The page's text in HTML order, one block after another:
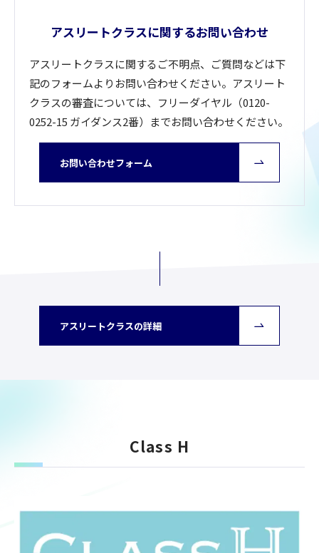
アスリートクラスに関するお問い合わせ
アスリートクラスに関するご不明点、ご質問などは下
記のフォームよりお問い合わせください。アスリート
クラスの審査については、フリーダイヤル（0120-
0252-15 ガイダンス2番）までお問い合わせください。
お問い合わせフォーム
アスリートクラスの詳細
Class H